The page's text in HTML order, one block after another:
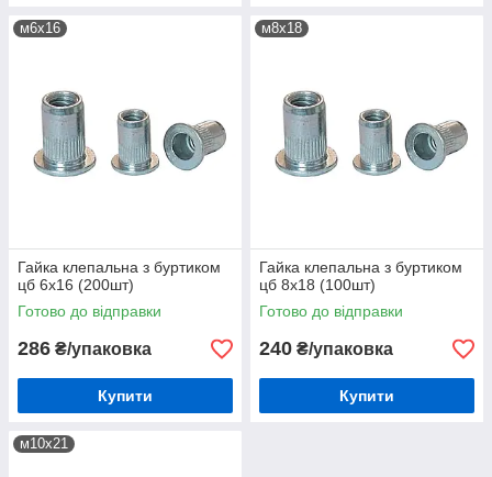
м6х16
Гайка клепальна з буртиком
цб 6х16 (200шт)
Готово до відправки
286 ₴/упаковка
Купити
м8х18
Гайка клепальна з буртиком
цб 8х18 (100шт)
Готово до відправки
240 ₴/упаковка
Купити
м10х21